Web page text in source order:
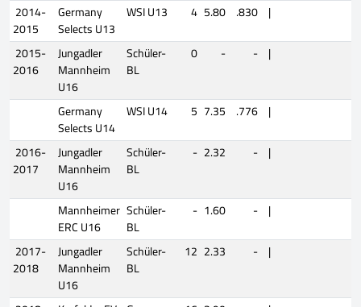
2014-
2015
Germany
Selects U13
WSI U13 4 5.80 .830 |
2015-
2016
Jungadler
Mannheim
U16
Schüler-
BL
0 - - |
Germany
Selects U14
WSI U14 5 7.35 .776 |
2016-
2017
Jungadler
Mannheim
U16
Schüler-
BL
- 2.32 - |
Mannheimer
ERC U16
Schüler-
BL
- 1.60 - |
2017-
2018
Jungadler
Mannheim
U16
Schüler-
BL
12 2.33 - |